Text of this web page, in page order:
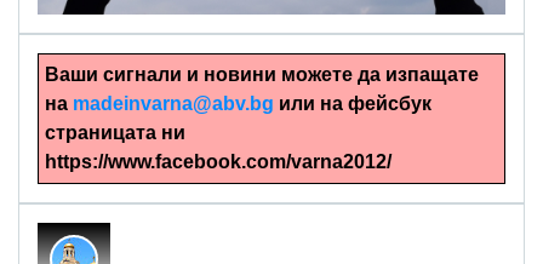
Ваши сигнали и новини можете да изпащате
на madeinvarna@abv.bg или на фейсбук
страницата ни
https://www.facebook.com/varna2012/